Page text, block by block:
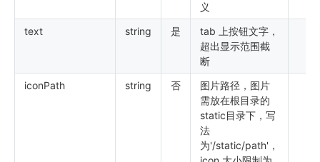
义
text
string 是
tab 上按钮文字，
超出显示范围截
断
iconPath
string 否
图片路径，图片
需放在根目录的
static目录下，写
法
为'/static/path'，